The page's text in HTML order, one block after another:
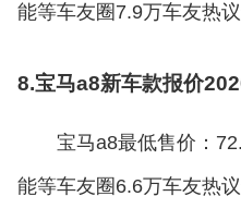
能等车友圈7.9万车友热
8.宝马a8新车款报价
宝马a8最低售价：
能等车友圈6.6万车友热